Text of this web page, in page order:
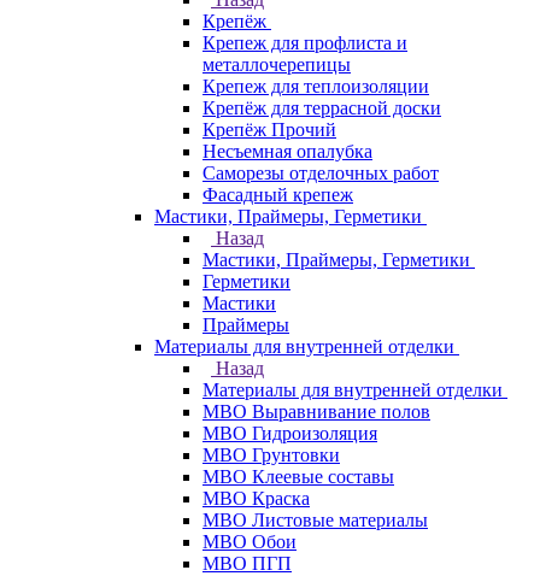
Крепёж
Крепеж для профлиста и
металлочерепицы
Крепеж для теплоизоляции
Крепёж для террасной доски
Крепёж Прочий
Несъемная опалубка
Саморезы отделочных работ
Фасадный крепеж
Мастики, Праймеры, Герметики
Назад
Мастики, Праймеры, Герметики
Герметики
Мастики
Праймеры
Материалы для внутренней отделки
Назад
Материалы для внутренней отделки
МВО Выравнивание полов
МВО Гидроизоляция
МВО Грунтовки
МВО Клеевые составы
МВО Краска
МВО Листовые материалы
МВО Обои
МВО ПГП